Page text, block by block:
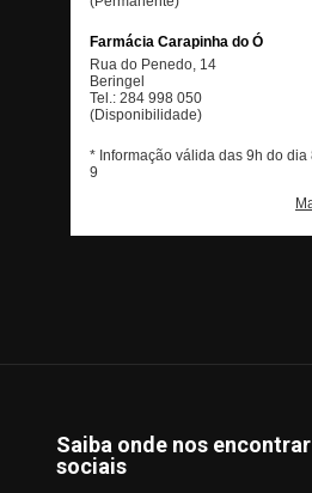
Saiba onde nos
sociais